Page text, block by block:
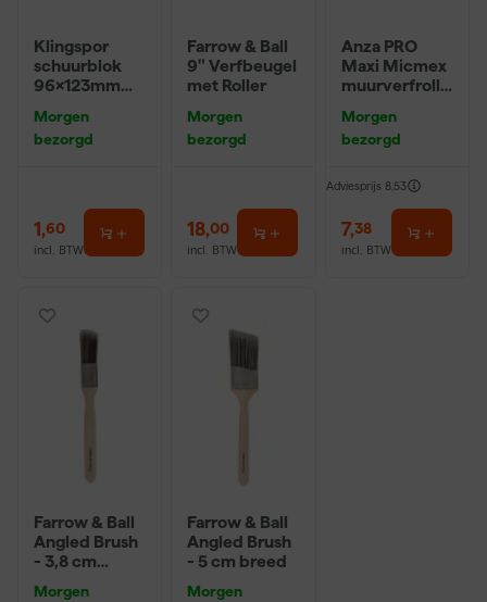
Klingspor
schuurblok
96x123mm
Morgen
bezorgd
1,60
incl. BTW
Farrow & Ball
9" Verfbeugel
met Roller
Morgen
bezorgd
18,00
incl. BTW
Anza PRO
Maxi Micmex
muurverfrolle
Morgen
bezorgd
Adviesprijs 8,53
7,38
incl. BTW
Farrow & Ball
Angled Brush
- 3,8 cm
Morgen
Farrow & Ball
Angled Brush
- 5 cm breed
Morgen